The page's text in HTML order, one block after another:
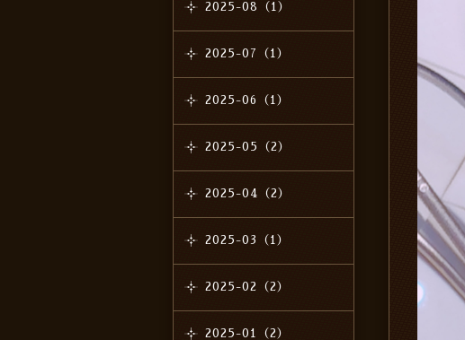
2025-08（1）
2025-07（1）
2025-06（1）
2025-05（2）
2025-04（2）
2025-03（1）
2025-02（2）
2025-01（2）